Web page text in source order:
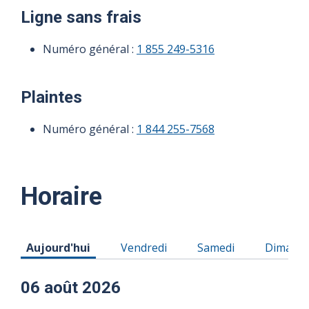
Ligne sans frais
Numéro général : 1 855 249-5316
Plaintes
Numéro général : 1 844 255-7568
Horaire
Horaire du Jeudi 06 août 2026
Aujourd'hui Horaire du Vendredi 07 août 2026
Vendredi Horaire du Samedi
Samedi Horaire
06 août 2026